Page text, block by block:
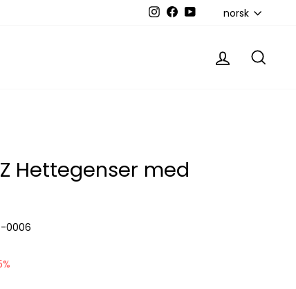
Instagram
FacebookYouTubeSpråk
norsk
Logg inn
Hettegenser med
0006